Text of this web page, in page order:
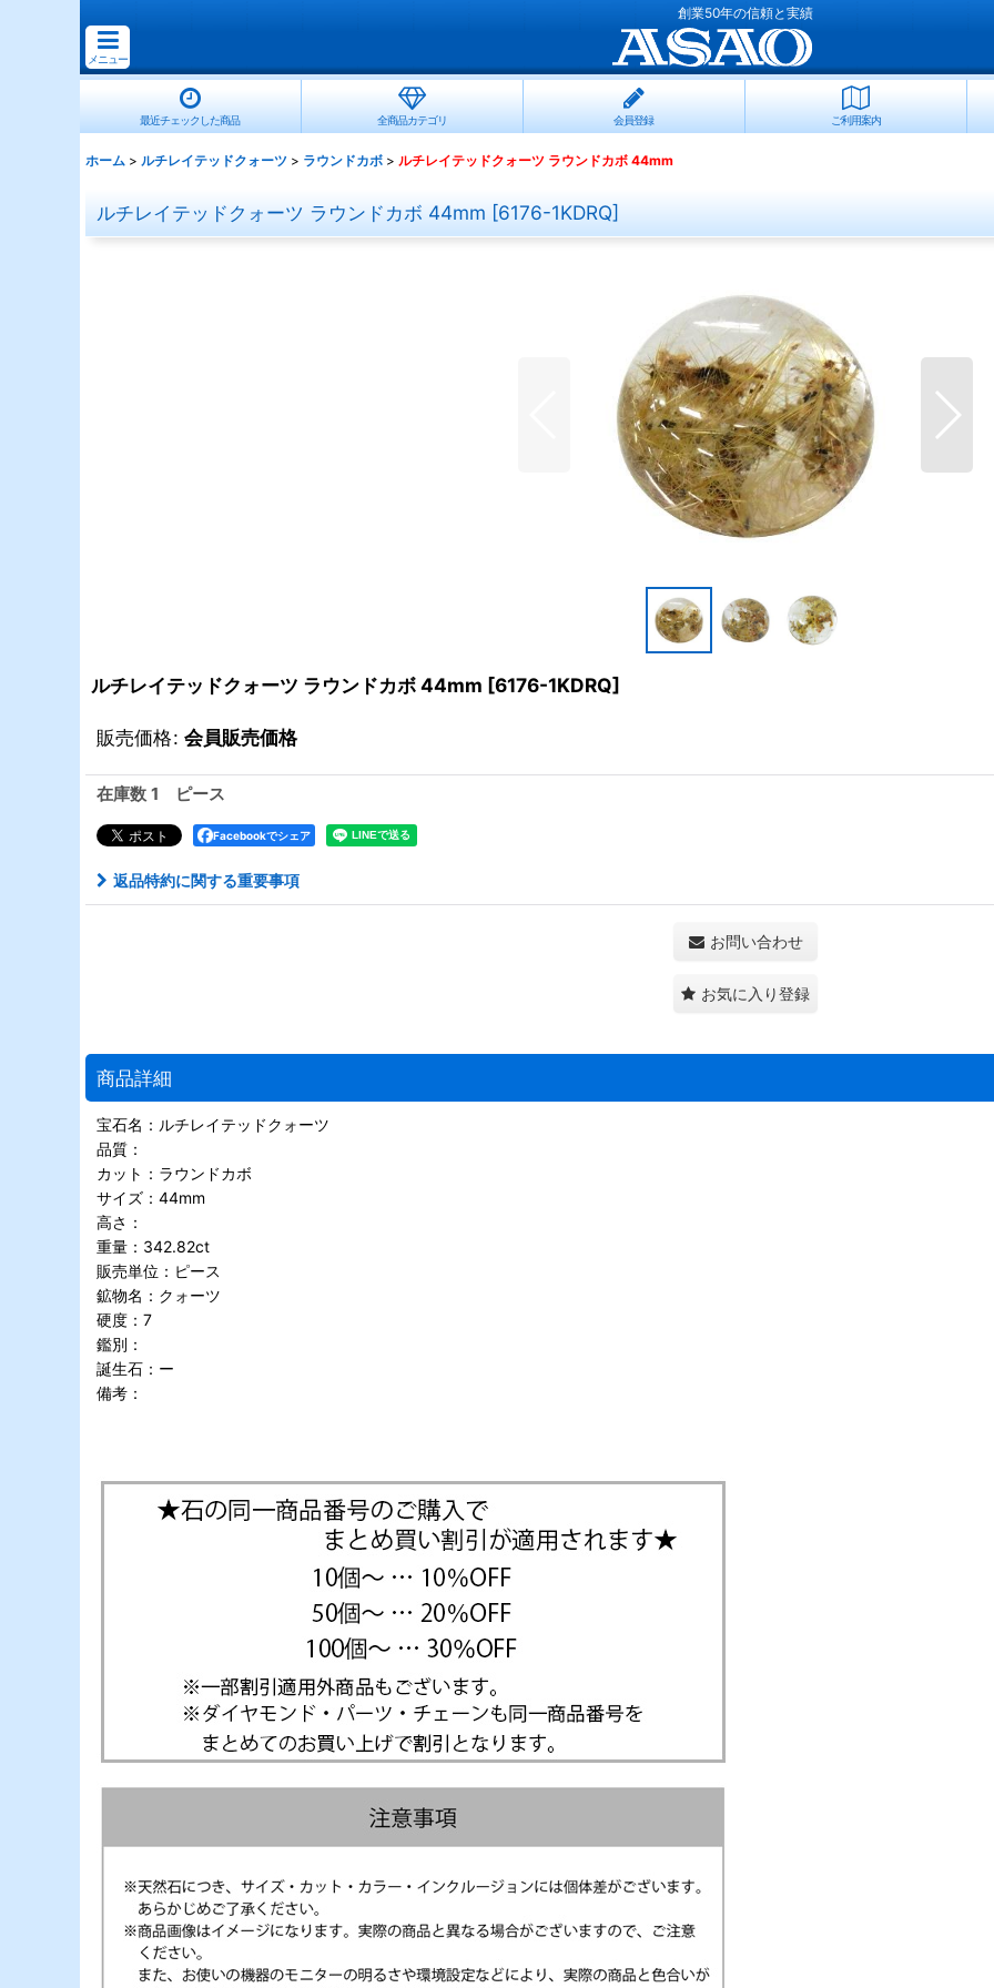
創業50年の信頼と実績
メニュー
最近チェックした商品 全商品カテゴリ 会員登録 ご利用案内
ホーム > ルチレイテッドクォーツ > ラウンドカボ > ルチレイテッドクォーツ ラウンドカボ 44mm
ルチレイテッドクォーツ ラウンドカボ 44mm [6176-1KDRQ]
ルチレイテッドクォーツ ラウンドカボ 44mm [6176-1KDRQ]
販売価格: 会員販売価格
在庫数 1 ピース
Facebookでシェア
返品特約に関する重要事項
お問い合わせ
お気に入り登録
商品詳細
宝石名：ルチレイテッドクォーツ
品質：
カット：ラウンドカボ
サイズ：44mm
高さ：
重量：342.82ct
販売単位：ピース
鉱物名：クォーツ
硬度：7
鑑別：
誕生石：ー
備考：